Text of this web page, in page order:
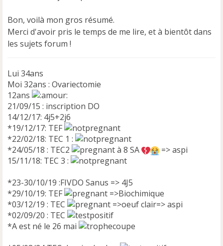
Bon, voilà mon gros résumé.
Merci d'avoir pris le temps de me lire, et à bientôt dans
les sujets forum !
Lui 34ans
Moi 32ans : Ovariectomie
12ans
21/09/15 : inscription DO
14/12/17: 4j5+2j6
*19/12/17: TEF
*22/02/18: TEC 1 :
*24/05/18 : TEC2
à 8 SA
=> aspi
15/11/18: TEC 3 :
*23-30/10/19 :FIVDO Sanus => 4J5
*29/10/19: TEF
=>Biochimique
*03/12/19 : TEC
=>oeuf clair=> aspi
*02/09/20 : TEC
*A est né le 26 mai